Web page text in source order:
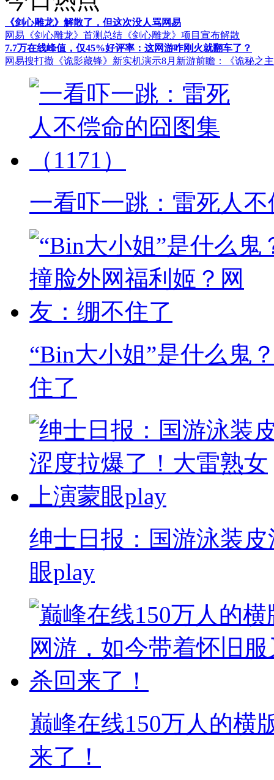
《剑心雕龙》解散了，但这次没人骂网易
网易《剑心雕龙》首测总结 《剑心雕龙》项目宣布解散
7.7万在线峰值，仅45%好评率：这网游咋刚火就翻车了？
网易搜打撤《诡影藏锋》新实机演示8月新游前瞻：《诡秘之
一看吓一跳：雷死人
“Bin大小姐”是什么鬼
住了
绅士日报：国游泳装
眼play
巅峰在线150万人的横
来了！